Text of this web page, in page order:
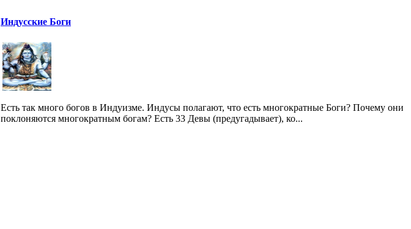
Индусские Боги
Есть так много богов в Индуизме. Индусы полагают, что есть многократные Боги? Почему они
поклоняются многократным богам? Есть 33 Девы (предугадывает), ко...